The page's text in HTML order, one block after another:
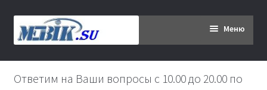
Перейти
к
Перейти
к
Меню
Главная
Ответим на Ваши вопросы с 10.00 до 20.00 по